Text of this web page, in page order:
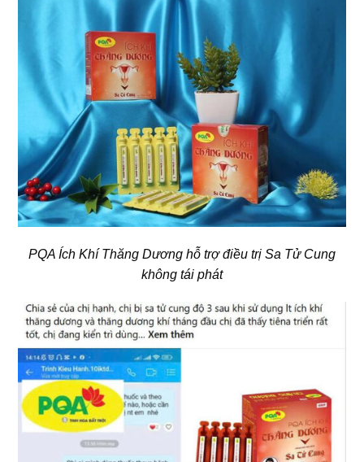
PQA Ích Khí Thăng Dương hỗ trợ điều trị Sa Tử Cung
không tái phát